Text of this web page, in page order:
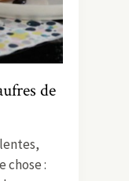
de
chose :